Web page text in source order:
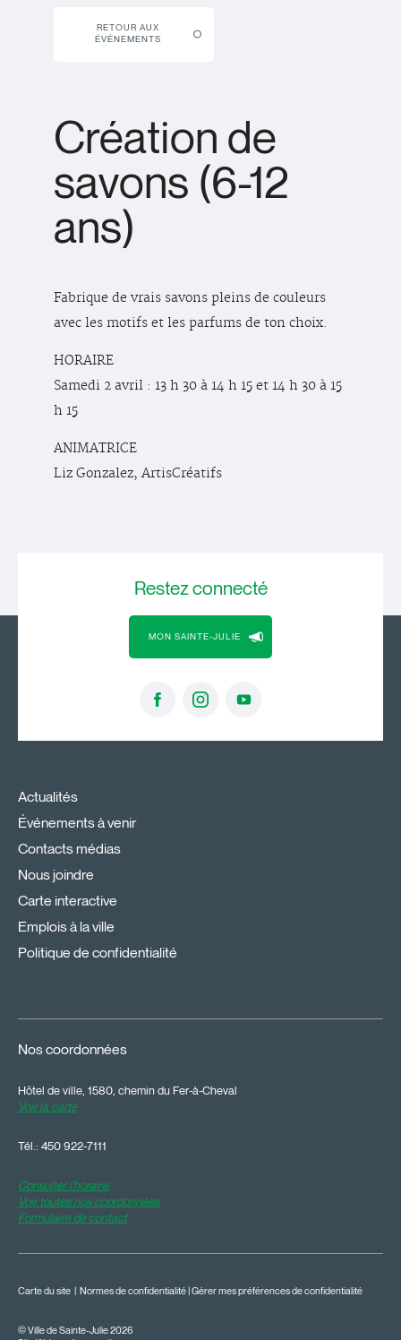
RETOUR AUX
ÉVÉNEMENTS
Création de
savons (6-12
ans)
Fabrique de vrais savons pleins de couleurs
avec les motifs et les parfums de ton choix.
HORAIRE
Samedi 2 avril : 13 h 30 à 14 h 15 et 14 h 30 à 15
h 15
ANIMATRICE
Liz Gonzalez, ArtisCréatifs
Restezconnecté
MON SAINTE-JULIE
Actualités
Événements à venir
Contacts médias
Nous joindre
Carte interactive
Emplois à la ville
Politique de confidentialité
Nos coordonnées
Hôtel de ville, 1580, chemin du Fer-à-Cheval
Voir la carte
Tél.: 450 922-7111
Consulter l'horaire
Voir toutes nos coordonnées
Formulaire de contact
© Ville de Sainte-Julie 2026
Carte du site | Normes de confidentialité |Gérer mes préférences de confidentialité